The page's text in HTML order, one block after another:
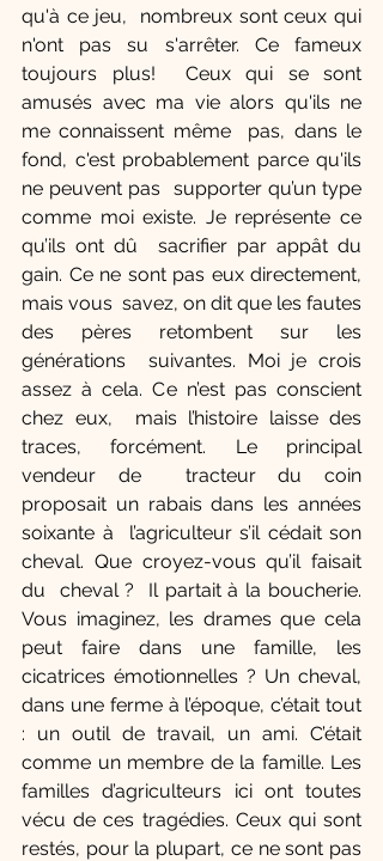
qu'à ce jeu,  nombreux sont ceux qui
n'ont pas su s'arrêter. Ce fameux
toujours plus!  Ceux qui se sont
amusés avec ma vie alors qu'ils ne
me connaissent même  pas, dans le
fond, c'est probablement parce qu'ils
ne peuvent pas  supporter qu’un type
comme moi existe. Je représente ce
qu’ils ont dû  sacrifier par appât du
gain. Ce ne sont pas eux directement,
mais vous  savez, on dit que les fautes
des pères retombent sur les
générations  suivantes. Moi je crois
assez à cela. Ce n’est pas conscient
chez eux,  mais l’histoire laisse des
traces, forcément. Le principal
vendeur de  tracteur du coin
proposait un rabais dans les années
soixante à  l’agriculteur s’il cédait son
cheval. Que croyez-vous qu’il faisait
du  cheval ?  Il partait à la boucherie.
Vous imaginez, les drames que cela
peut faire dans une famille, les
cicatrices émotionnelles ? Un cheval,
dans une ferme à l’époque, c’était tout
: un outil de travail, un ami. C’était
comme un membre de la famille. Les
familles d’agriculteurs ici ont toutes
vécu de ces tragédies. Ceux qui sont
restés, pour la plupart, ce ne sont pas